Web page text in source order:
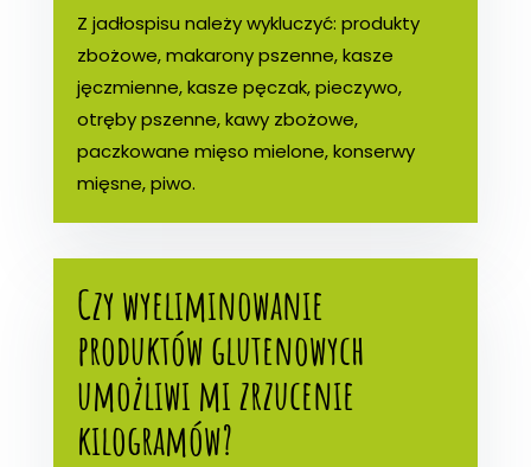
Z jadłospisu należy wykluczyć: produkty
zbożowe, makarony pszenne, kasze
jęczmienne, kasze pęczak, pieczywo,
otręby pszenne, kawy zbożowe,
paczkowane mięso mielone, konserwy
mięsne, piwo.
Czy wyeliminowanie
produktów glutenowych
umożliwi mi zrzucenie
kilogramów?